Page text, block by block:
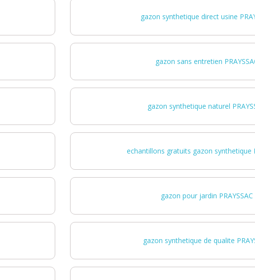
gazon synthetique direct usine
gazon sans entretien
gazon synthetique naturel
echantillons gratuits gazon synthetique
gazon pour jardin PRAYSSAC
gazon synthetique de qualite